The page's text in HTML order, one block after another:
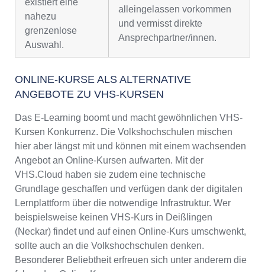
existiert eine
nahezu
grenzenlose
Auswahl.
alleingelassen vorkommen
und vermisst direkte
Ansprechpartner/innen.
ONLINE-KURSE ALS ALTERNATIVE
ANGEBOTE ZU VHS-KURSEN
Das E-Learning boomt und macht gewöhnlichen VHS-
Kursen Konkurrenz. Die Volkshochschulen mischen
hier aber längst mit und können mit einem wachsenden
Angebot an Online-Kursen aufwarten. Mit der
VHS.Cloud haben sie zudem eine technische
Grundlage geschaffen und verfügen dank der digitalen
Lernplattform über die notwendige Infrastruktur. Wer
beispielsweise keinen VHS-Kurs in Deißlingen
(Neckar) findet und auf einen Online-Kurs umschwenkt,
sollte auch an die Volkshochschulen denken.
Besonderer Beliebtheit erfreuen sich unter anderem die